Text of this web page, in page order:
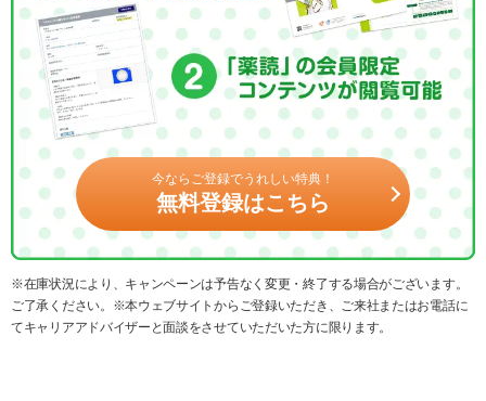
今ならご登録でうれしい特典！
無料登録はこちら
※在庫状況により、キャンペーンは予告なく変更・終了する場合がございます。
ご了承ください。※本ウェブサイトからご登録いただき、ご来社またはお電話に
てキャリアアドバイザーと面談をさせていただいた方に限ります。